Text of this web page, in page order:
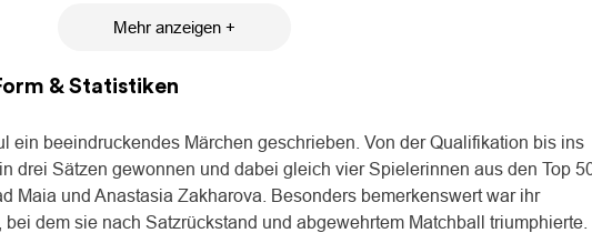
Mehr anzeigen +
& Statistiken
ein beeindruckendes Märchen geschrieben. Von der Qualifikation bis ins
drei Sätzen gewonnen und dabei gleich vier Spielerinnen aus den Top
Maia und Anastasia Zakharova. Besonders bemerkenswert war ihr
dem sie nach Satzrückstand und abgewehrtem Matchball triumphierte.